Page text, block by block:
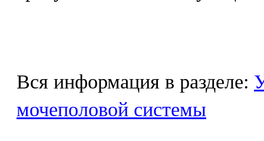
Вся информация в разделе:
мочеполовой системы